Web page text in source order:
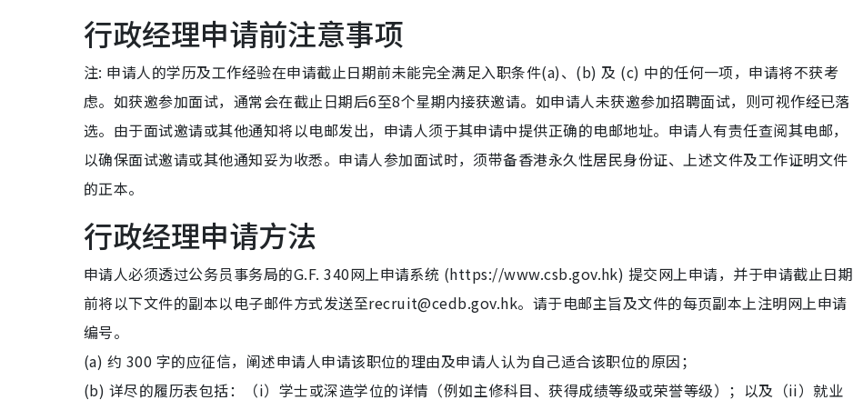
行政经理申请前注意事项
注: 申请人的学历及工作经验在申请截止日期前未能完全满足入职条件(a)、(b) 及 (c) 中的任何一项，申请将不获考
虑。如获邀参加面试，通常会在截⽌⽇期后6⾄8个星期内接获邀请。如申请⼈未获邀参加招聘⾯试，则可视作经已落
选。由于面试邀请或其他通知将以电邮发出，申请人须于其申请中提供正确的电邮地址。申请人有责任查阅其电邮，
以确保面试邀请或其他通知妥为收悉。申请人参加面试时，须带备香港永久性居民身份证、上述文件及工作证明文件
的正本。
行政经理申请方法
申请人必须透过公务员事务局的G.F. 340网上申请系统 (https://www.csb.gov.hk) 提交网上申请，并于申请截止日期
前将以下文件的副本以电子邮件方式发送至recruit@cedb.gov.hk。请于电邮主旨及文件的每页副本上注明网上申请
编号。
(a) 约 300 字的应征信，阐述申请人申请该职位的理由及申请人认为自己适合该职位的原因；
(b) 详尽的履历表包括：（i）学士或深造学位的详情（例如主修科目、获得成绩等级或荣誉等级）；以及（ii）就业